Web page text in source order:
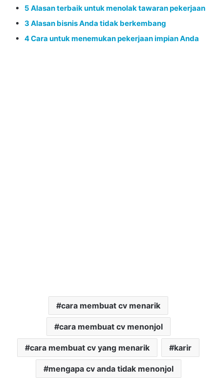
5 Alasan terbaik untuk menolak tawaran pekerjaan
3 Alasan bisnis Anda tidak berkembang
4 Cara untuk menemukan pekerjaan impian Anda
cara membuat cv menarik
cara membuat cv menonjol
cara membuat cv yang menarik karir
mengapa cv anda tidak menonjol